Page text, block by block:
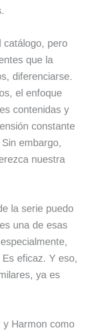
catálogo, pero
que la
diferenciarse.
el enfoque
contenidas y
constante
embargo,
nuestra
la serie puedo
una de esas
eficaz. Y eso,
ya es
y Harmon como